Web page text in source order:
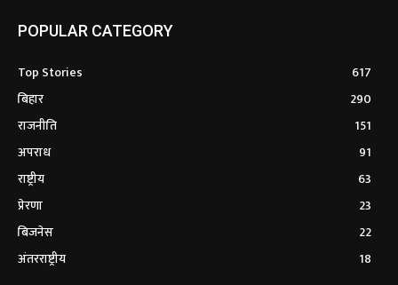
POPULAR CATEGORY
Top Stories
617
बिहार
290
राजनीति
151
अपराध
91
राष्ट्रीय
63
प्रेरणा
23
बिजनेस
22
अंतरराष्ट्रीय
18